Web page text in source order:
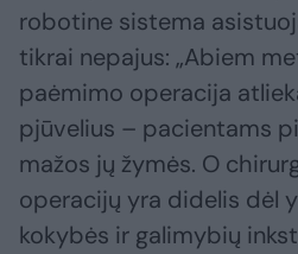
robotine sistema
tikrai nepajus: „Abiem
paėmimo operacija
pjūvelius – pacientams
mažos jų žymės. O
operacijų yra didelis dėl
kokybės ir galimybių